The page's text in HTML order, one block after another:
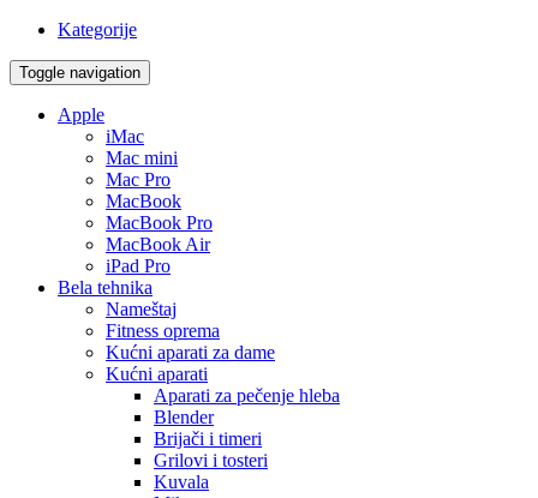
Kategorije
Toggle navigation
Apple
iMac
Mac mini
Mac Pro
MacBook
MacBook Pro
MacBook Air
iPad Pro
Bela tehnika
Nameštaj
Fitness oprema
Kućni aparati za dame
Kućni aparati
Aparati za pečenje hleba
Blender
Brijači i timeri
Grilovi i tosteri
Kuvala